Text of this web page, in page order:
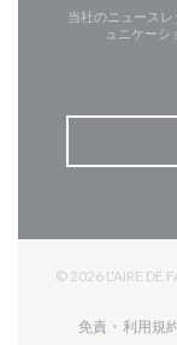
当社のニュース
ュニケーシ
© 2026 L'AIRE DE
免責
((新しいウ
利用規
((